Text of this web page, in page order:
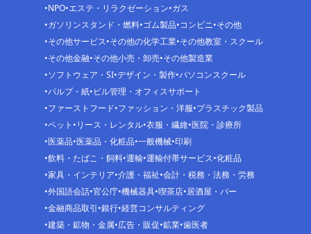
NPO エステ・リラクゼーション ガス
ガソリンスタンド・燃料 ゴム製品 コンビニ その他
その他サービス その他の化学工業 その他教室・スクール
その他金融 その他小売・卸売 その他製造業
ソフトウェア・SI デザイン・製作 パソコンスクール
パルプ・紙 ビル管理・オフィスサポート
ファーストフード ファッション・洋服 プラスチック製品
ペット リース・レンタル 衣服・繊維 医院・診療所
医薬品 医薬品・化粧品 一般機械 印刷
飲料・たばこ・飼料 運輸 運輸付帯サービス 化粧品
家具・インテリア 介護・福祉 会計・税務・法務・労務
外国語会話 官公庁 機械器具 喫茶店 居酒屋・バー
金融商品取引 銀行 経営コンサルティング
建築・鉱物・金属 広告・販促 鉱業 歯医者